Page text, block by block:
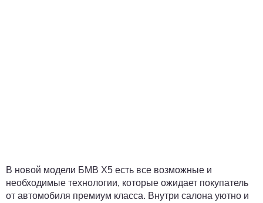
В новой модели БМВ Х5 есть все возможные и
необходимые технологии, которые ожидает покупатель
от автомобиля премиум класса. Внутри салона уютно и